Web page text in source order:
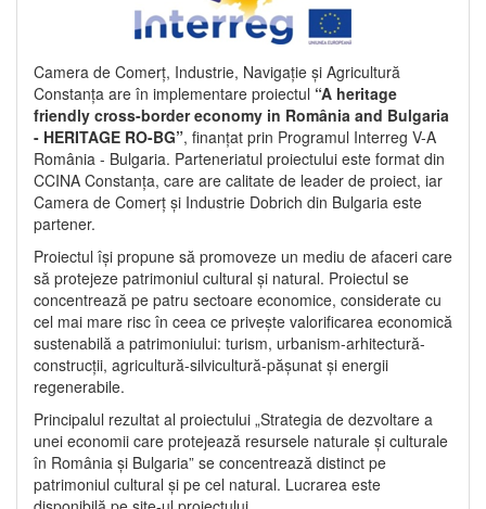
Camera de Comerț, Industrie, Navigație și Agricultură
Constanța are în implementare proiectul “A heritage
friendly cross-border economy in România and Bulgaria
- HERITAGE RO-BG”, finanțat prin Programul Interreg V-A
România - Bulgaria. Parteneriatul proiectului este format din
CCINA Constanța, care are calitate de leader de proiect, iar
Camera de Comerț și Industrie Dobrich din Bulgaria este
partener.
Proiectul își propune să promoveze un mediu de afaceri care
să protejeze patrimoniul cultural și natural. Proiectul se
concentrează pe patru sectoare economice, considerate cu
cel mai mare risc în ceea ce privește valorificarea economică
sustenabilă a patrimoniului: turism, urbanism-arhitectură-
construcții, agricultură-silvicultură-pășunat și energii
regenerabile.
Principalul rezultat al proiectului „Strategia de dezvoltare a
unei economii care protejează resursele naturale și culturale
în România și Bulgaria” se concentrează distinct pe
patrimoniul cultural și pe cel natural. Lucrarea este